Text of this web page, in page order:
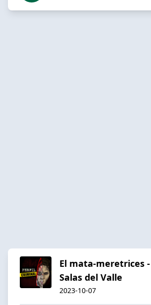
El mata-meretrices
Salas del Valle
2023-10-07